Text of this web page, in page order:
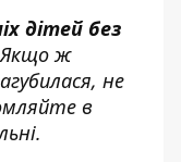
дітей без
ж
не
в